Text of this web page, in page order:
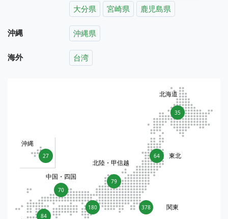
大分県
宮崎県 鹿児島県
沖縄 沖縄県
海外 台湾
35
北海道
64 東北
378 関東
79
北陸・甲信越
180
70
中国・四国
84
27
沖縄